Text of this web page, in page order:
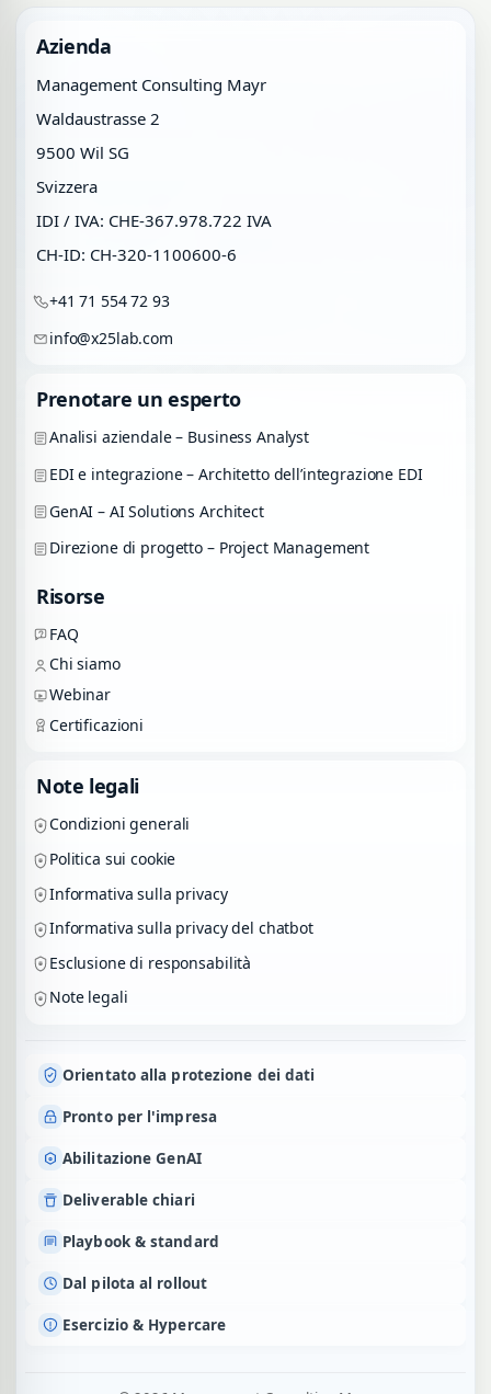
Azienda
Management Consulting Mayr
Waldaustrasse 2
9500 Wil SG
Svizzera
IDI / IVA: CHE-367.978.722 IVA
CH-ID: CH-320-1100600-6
+41 71 554 72 93
info@x25lab.com
Prenotare un esperto
Analisi aziendale – Business Analyst
EDI e integrazione – Architetto dell’integrazione EDI
GenAI – AI Solutions Architect
Direzione di progetto – Project Management
Risorse
FAQ
Chi siamo
Webinar
Certificazioni
Note legali
Condizioni generali
Politica sui cookie
Informativa sulla privacy
Informativa sulla privacy del chatbot
Esclusione di responsabilità
Note legali
Orientato alla protezione dei dati
Pronto per l'impresa
Abilitazione GenAI
Deliverable chiari
Playbook & standard
Dal pilota al rollout
Esercizio & Hypercare
Aiuto shop Offerte Procedura
Utilizzando il chatbot e trattando i tuoi dati, accetti la